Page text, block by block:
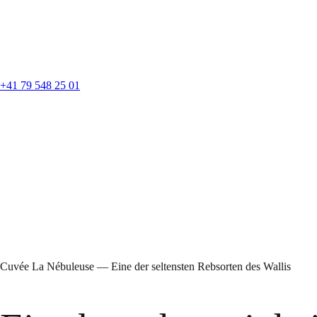
+41 79 548 25 01
Cuvée La Nébuleuse — Eine der seltensten Rebsorten des Wallis